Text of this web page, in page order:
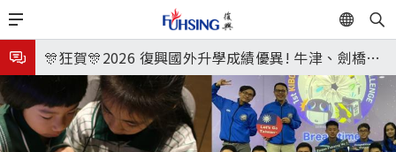
移
至
主
內
容
EN
🎉🎉🎉狂賀! 12望蘇同學榮錄MIT麻省理工學院，本校
連續兩年錄取世界第一學府！
🎊狂賀🎊2026 復興國外升學成績優異! 牛津、劍橋首
次雙星閃耀✨
115年校本部大學榜單再創佳績🎉，32％達醫學系錄
取標準、62%達台大錄取標準。各組合4科60級分9人
7月27日 中學暑輔開始